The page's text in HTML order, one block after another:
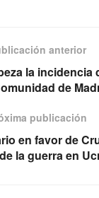
anterior
la incidencia
de
publicación
en favor de
la guerra en